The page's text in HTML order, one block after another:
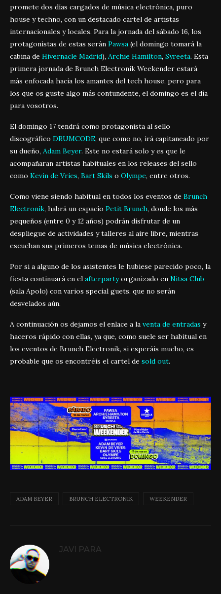
promete dos días cargados de música electrónica, puro
house y techno, con un destacado cartel de artistas
internacionales y locales. Para la jornada del sábado 16, los
protagonistas de estas serán Pawsa (el domingo tomará la
cabina de Hivernacle Madrid), Archie Hamilton, Syreeta. Esta
primera jornada de Brunch Electronik Weekender estará
más enfocada hacia los amantes del tech house, pero para
los que os guste algo más contundente, el domingo es el día
para vosotros.
El domingo 17 tendrá como protagonista al sello
discográfico DRUMCODE, que como no, irá capitaneado por
su dueño, Adam Beyer. Este no estará solo y es que le
acompañaran artistas habituales en los releases del sello
como Kevin de Vries, Bart Skils o Olympe, entre otros.
Como viene siendo habitual en todos los eventos de Brunch
Electronik, habrá un espacio Petit Brunch, donde los más
pequeños (entre 0 y 12 años) podrán disfrutar de un
despliegue de actividades y talleres al aire libre, mientras
escuchan sus primeros temas de música electrónica.
Por si a alguno de los asistentes le hubiese parecido poco, la
fiesta continuará en el afterpartyorganizado en Nitsa Club
(sala Apolo) con varios special guets, que no serán
desvelados aún.
A continuación os dejamos el enlace a la venta de entradas y
haceros rápido con ellas, ya que, como suele ser habitual en
los eventos de Brunch Electronik, si esperáis mucho, es
probable que os encontréis el cartel de sold out.
ADAM BEYER BRUNCH ELECTRONIK WEEKENDER
JAVI PARA